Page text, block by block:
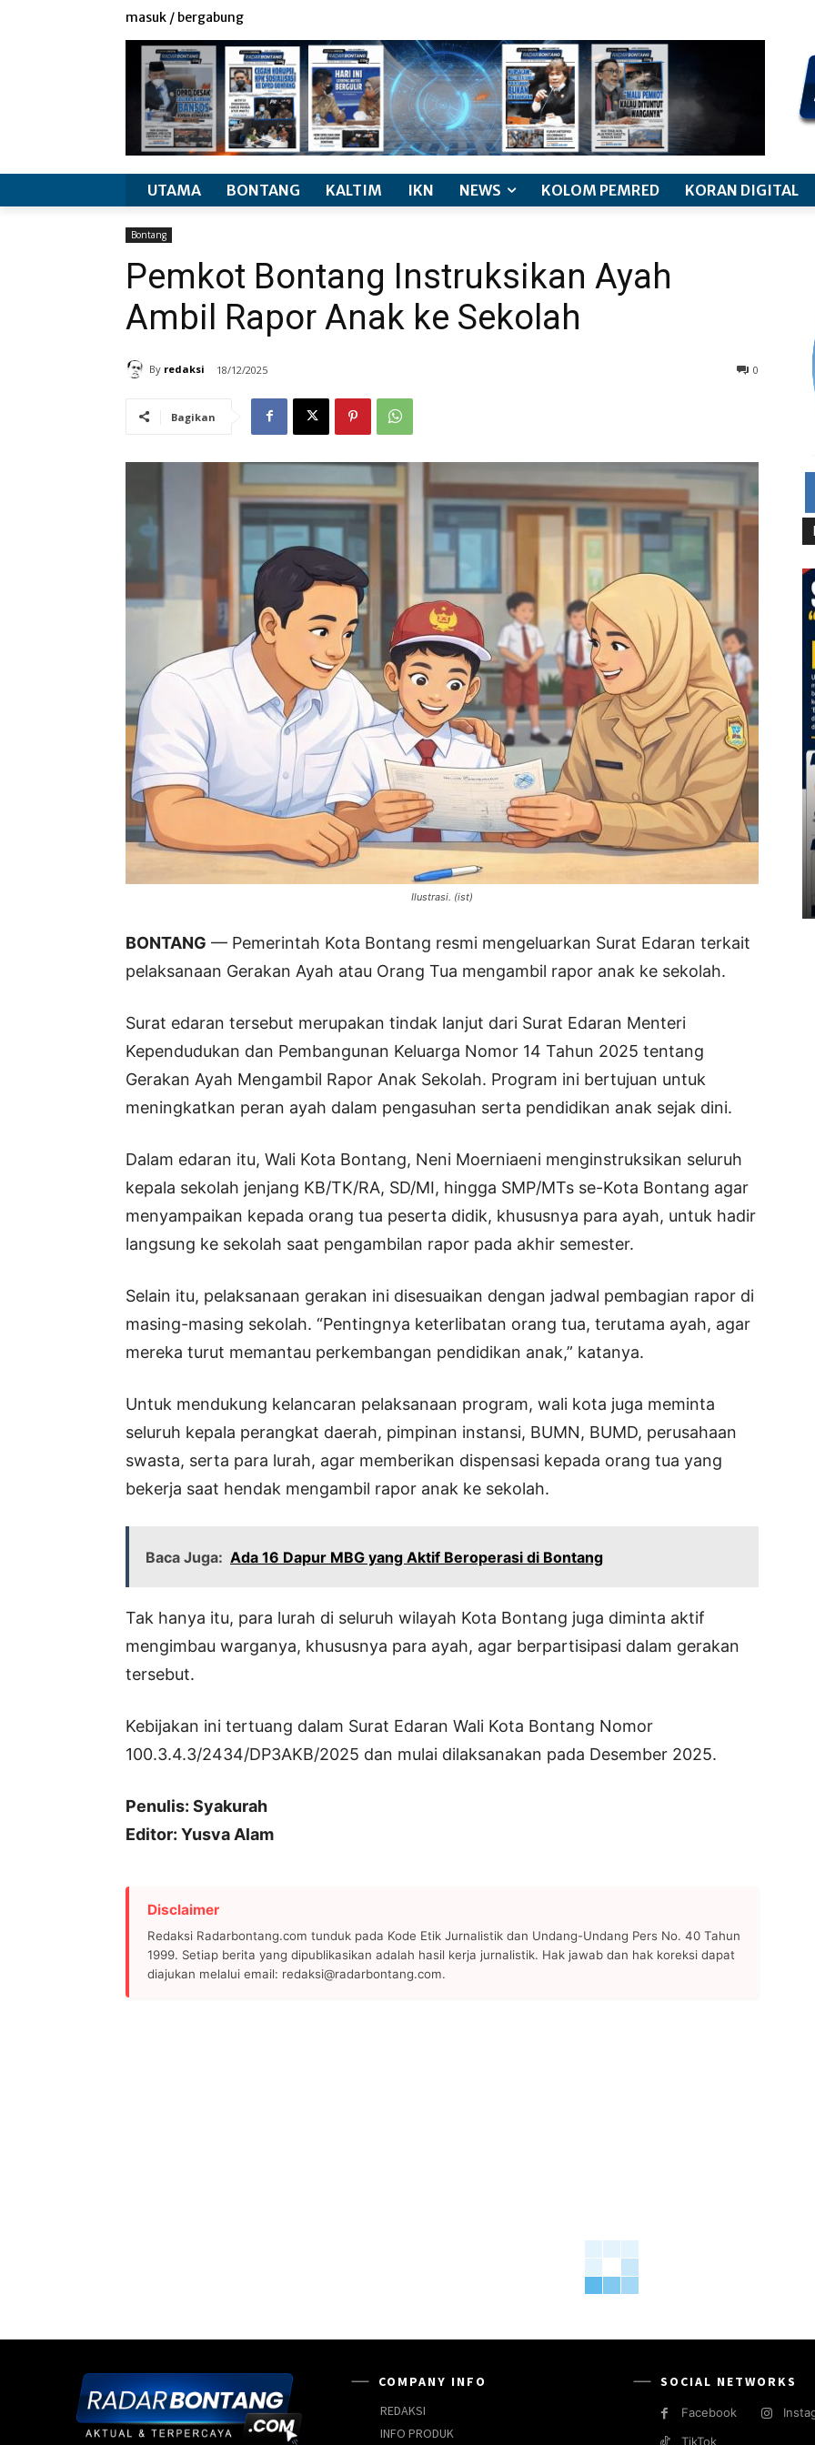
masuk / bergabung
UTAMA BONTANG KALTIM IKN NEWS KOLOM PEMRED KORAN DIGITAL
Bontang
Pemkot Bontang Instruksikan Ayah
Ambil Rapor Anak ke Sekolah
By redaksi 18/12/2025 0
Bagikan
Ilustrasi. (ist)
BONTANG — Pemerintah Kota Bontang resmi mengeluarkan Surat Edaran terkait
pelaksanaan Gerakan Ayah atau Orang Tua mengambil rapor anak ke sekolah.
Surat edaran tersebut merupakan tindak lanjut dari Surat Edaran Menteri
Kependudukan dan Pembangunan Keluarga Nomor 14 Tahun 2025 tentang
Gerakan Ayah Mengambil Rapor Anak Sekolah. Program ini bertujuan untuk
meningkatkan peran ayah dalam pengasuhan serta pendidikan anak sejak dini.
Dalam edaran itu, Wali Kota Bontang, Neni Moerniaeni menginstruksikan seluruh
kepala sekolah jenjang KB/TK/RA, SD/MI, hingga SMP/MTs se-Kota Bontang agar
menyampaikan kepada orang tua peserta didik, khususnya para ayah, untuk hadir
langsung ke sekolah saat pengambilan rapor pada akhir semester.
Selain itu, pelaksanaan gerakan ini disesuaikan dengan jadwal pembagian rapor di
masing-masing sekolah. “Pentingnya keterlibatan orang tua, terutama ayah, agar
mereka turut memantau perkembangan pendidikan anak,” katanya.
Untuk mendukung kelancaran pelaksanaan program, wali kota juga meminta
seluruh kepala perangkat daerah, pimpinan instansi, BUMN, BUMD, perusahaan
swasta, serta para lurah, agar memberikan dispensasi kepada orang tua yang
bekerja saat hendak mengambil rapor anak ke sekolah.
Baca Juga: Ada 16 Dapur MBG yang Aktif Beroperasi di Bontang
Tak hanya itu, para lurah di seluruh wilayah Kota Bontang juga diminta aktif
mengimbau warganya, khususnya para ayah, agar berpartisipasi dalam gerakan
tersebut.
Kebijakan ini tertuang dalam Surat Edaran Wali Kota Bontang Nomor
100.3.4.3/2434/DP3AKB/2025 dan mulai dilaksanakan pada Desember 2025.
Penulis: Syakurah
Editor: Yusva Alam
Disclaimer
Redaksi Radarbontang.com tunduk pada Kode Etik Jurnalistik dan Undang-Undang Pers No. 40 Tahun
1999. Setiap berita yang dipublikasikan adalah hasil kerja jurnalistik. Hak jawab dan hak koreksi dapat
diajukan melalui email: redaksi@radarbontang.com.
COMPANY INFO
REDAKSI
INFO PRODUK
SOCIAL NETWORKS
Facebook
TikTok